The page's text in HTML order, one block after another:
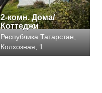
2-комн. Дома/
Коттеджи
Республика Татарстан,
Колхозная, 1